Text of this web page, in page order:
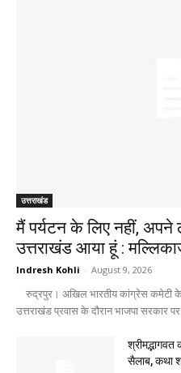
उत्तराखंड
मैं पर्यटन के लिए नहीं,
उत्तराखंड आया हूं :
Indresh Kohli - August 9, 2026
रुद्रपुर। अखिल भारतीय कांग्रेस कमेटी के
उत्तराखंड प्रवास के दौरान भाजपा सरकार
सैलाब, कथा